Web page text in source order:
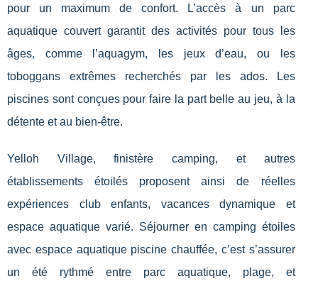
pour un maximum de confort. L’accès à un parc
aquatique couvert garantit des activités pour tous les
âges, comme l’aquagym, les jeux d’eau, ou les
toboggans extrêmes recherchés par les ados. Les
piscines sont conçues pour faire la part belle au jeu, à la
détente et au bien-être.
Yelloh Village, finistère camping, et autres
établissements étoilés proposent ainsi de réelles
expériences club enfants, vacances dynamique et
espace aquatique varié. Séjourner en camping étoiles
avec espace aquatique piscine chauffée, c’est s’assurer
un été rythmé entre parc aquatique, plage, et